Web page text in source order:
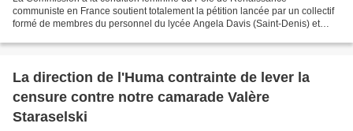
communiste en France soutient totalement la pétition lancée par un collectif
formé de membres du personnel du lycée Angela Davis (Saint-Denis) et
La direction de l'Huma contrainte de lever la
censure contre notre camarade Valère
Staraselski